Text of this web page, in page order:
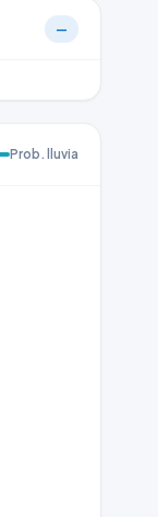
—
Prob. lluvia